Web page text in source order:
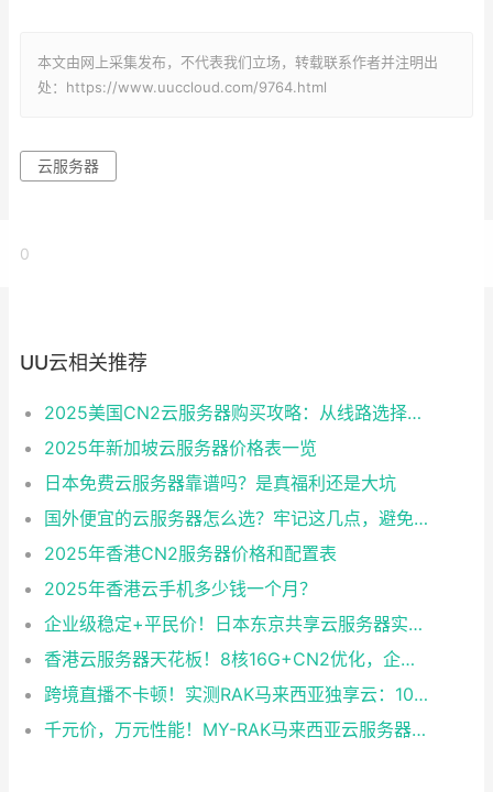
本文由网上采集发布，不代表我们立场，转载联系作者并注明出
处：https://www.uuccloud.com/9764.html
云服务器
0
UU云相关推荐
2025美国CN2云服务器购买攻略：从线路选择到实操最全指南
2025年新加坡云服务器价格表一览
日本免费云服务器靠谱吗？是真福利还是大坑
国外便宜的云服务器怎么选？牢记这几点，避免踩坑
2025年香港CN2服务器价格和配置表
2025年香港云手机多少钱一个月？
企业级稳定+平民价！日本东京共享云服务器实测：CentOS 7.9系统+资源隔离，稳定性达99.99%
香港云服务器天花板！8核16G+CN2优化，企业级数据安全+毫秒级延迟双保险！
跨境直播不卡顿！实测RAK马来西亚独享云：1080P推流稳定，首月6折优惠中
千元价，万元性能！MY-RAK马来西亚云服务器：首月5折+免费SEO工具，中小企业出海“降本神器”